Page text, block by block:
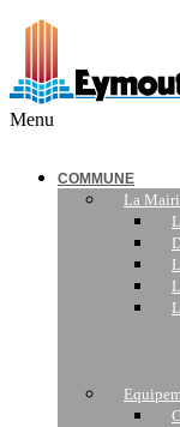
Menu
COMMUNE
La